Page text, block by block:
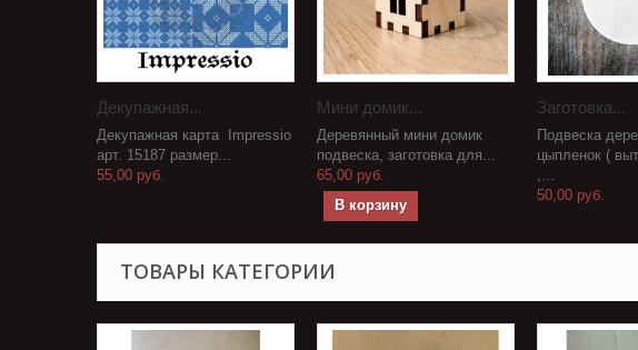
Декупажная...
Декупажная карта Impressio
арт. 15187 размер...
55,00 руб.
Мини домик...
Деревянный мини домик
подвеска, заготовка для...
65,00 руб.
В корзину
Заготовка...
Подвеска
цыпленок (
,...
50,00 руб.
ТОВАРЫ КАТЕГОРИИ